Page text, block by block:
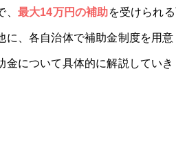
最大14万円の補助を受けられ
に、各自治体で補助金制度を用意
について具体的に解説していき